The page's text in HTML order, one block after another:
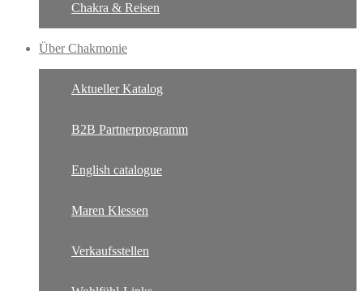
Chakra & Reisen
Über Chakmonie
Aktueller Katalog
B2B Partnerprogramm
English catalogue
Maren Klessen
Verkaufsstellen